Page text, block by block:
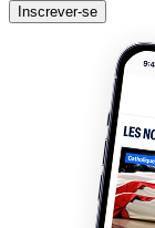
Inscrever-se